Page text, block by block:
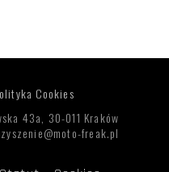
Cookies
43a, 30-011 Kraków
freak.pl